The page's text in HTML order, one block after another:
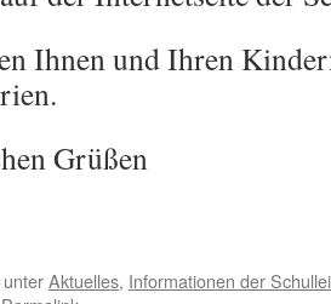
Ihnen und Ihren
Grüßen
Aktuelles, Informationen der